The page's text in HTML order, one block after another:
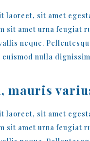
laoreet, sit amet
sit amet urna feugiat
neque.
nulla
mauris
laoreet, sit amet
sit amet urna feugiat